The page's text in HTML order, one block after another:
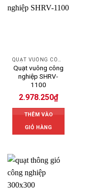
Quạt vuông công
nghiệp SHRV-
1100
2.978.250₫
THÊM VÀO
GIỎ HÀNG